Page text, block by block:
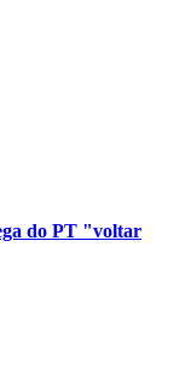
do PT "voltar